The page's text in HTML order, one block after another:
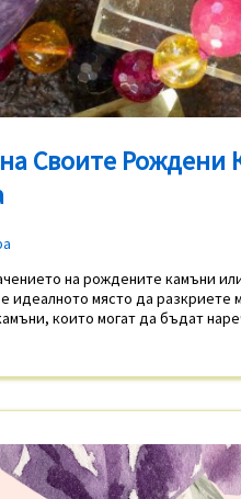
Своите
на рождените камъни
идеалното място да разкриете
които могат да бъдат